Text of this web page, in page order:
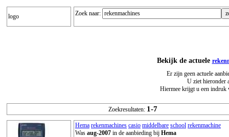
logo Zoek naar:
Bekijk de actuele
Er zijn geen actuele
U ziet hieronder
Hiermee krijgt u een indruk
Zoekresultaten: 1-7
Hema rekenmachines casio middelbare school rekenmachine
Was aug-2007 in de aanbieding bij Hema